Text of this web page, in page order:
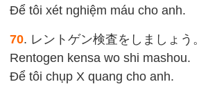
Để tôi xét nghiệm máu cho anh.
70. レントゲン検査をしましょう。
Rentogen kensa wo shi mashou.
Để tôi chụp X quang cho anh.